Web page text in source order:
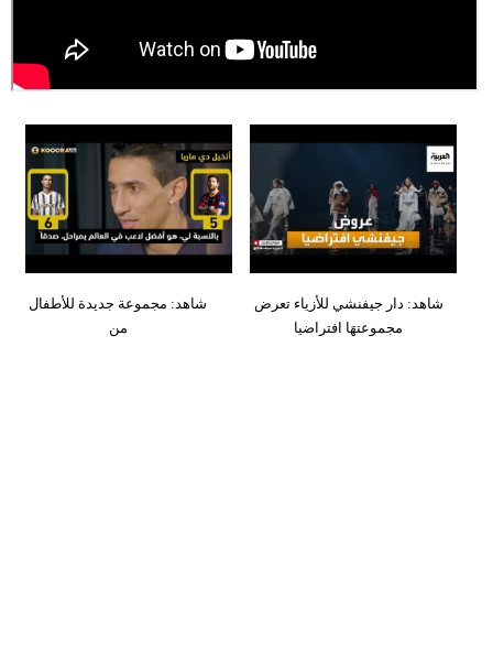
شاهد: مجموعة جديدة للأطفال
من
شاهد: دار جيفنشي للأزياء تعرض
مجموعتهَا افتراضيا